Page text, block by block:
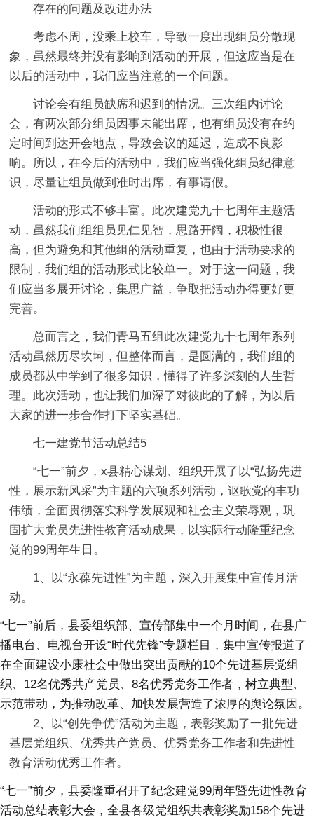
存在的问题及改进办法
考虑不周，没乘上校车，导致一度出现组员分散现
象，虽然最终并没有影响到活动的开展，但这应当是在
以后的活动中，我们应当注意的一个问题。
讨论会有组员缺席和迟到的情况。三次组内讨论
会，有两次部分组员因事未能出席，也有组员没有在约
定时间到达开会地点，导致会议的延迟，造成不良影
响。所以，在今后的活动中，我们应当强化组员纪律意
识，尽量让组员做到准时出席，有事请假。
活动的形式不够丰富。此次建党九十七周年主题活
动，虽然我们组组员见仁见智，思路开阔，积极性很
高，但为避免和其他组的活动重复，也由于活动要求的
限制，我们组的活动形式比较单一。对于这一问题，我
们应当多展开讨论，集思广益，争取把活动办得更好更
完善。
总而言之，我们青马五组此次建党九十七周年系列
活动虽然历尽坎坷，但整体而言，是圆满的，我们组的
成员都从中学到了很多知识，懂得了许多深刻的人生哲
理。此次活动，也让我们加深了对彼此的了解，为以后
大家的进一步合作打下坚实基础。
七一建党节活动总结5
“七一”前夕，x县精心谋划、组织开展了以“弘扬先进
性，展示新风采”为主题的六项系列活动，讴歌党的丰功
伟绩，全面贯彻落实科学发展观和社会主义荣辱观，巩
固扩大党员先进性教育活动成果，以实际行动隆重纪念
党的99周年生日。
1、以“永葆先进性”为主题，深入开展集中宣传月活
动。
“七一”前后，县委组织部、宣传部集中一个月时间，在县广
播电台、电视台开设“时代先锋”专题栏目，集中宣传报道了
在全面建设小康社会中做出突出贡献的10个先进基层党组
织、12名优秀共产党员、8名优秀党务工作者，树立典型、
示范带动，为推动改革、加快发展营造了浓厚的舆论氛因。
2、以“创先争优”活动为主题，表彰奖励了一批先进
基层党组织、优秀共产党员、优秀党务工作者和先进性
教育活动优秀工作者。
“七一”前夕，县委隆重召开了纪念建党99周年暨先进性教育
活动总结表彰大会，全县各级党组织共表彰奖励158个先进